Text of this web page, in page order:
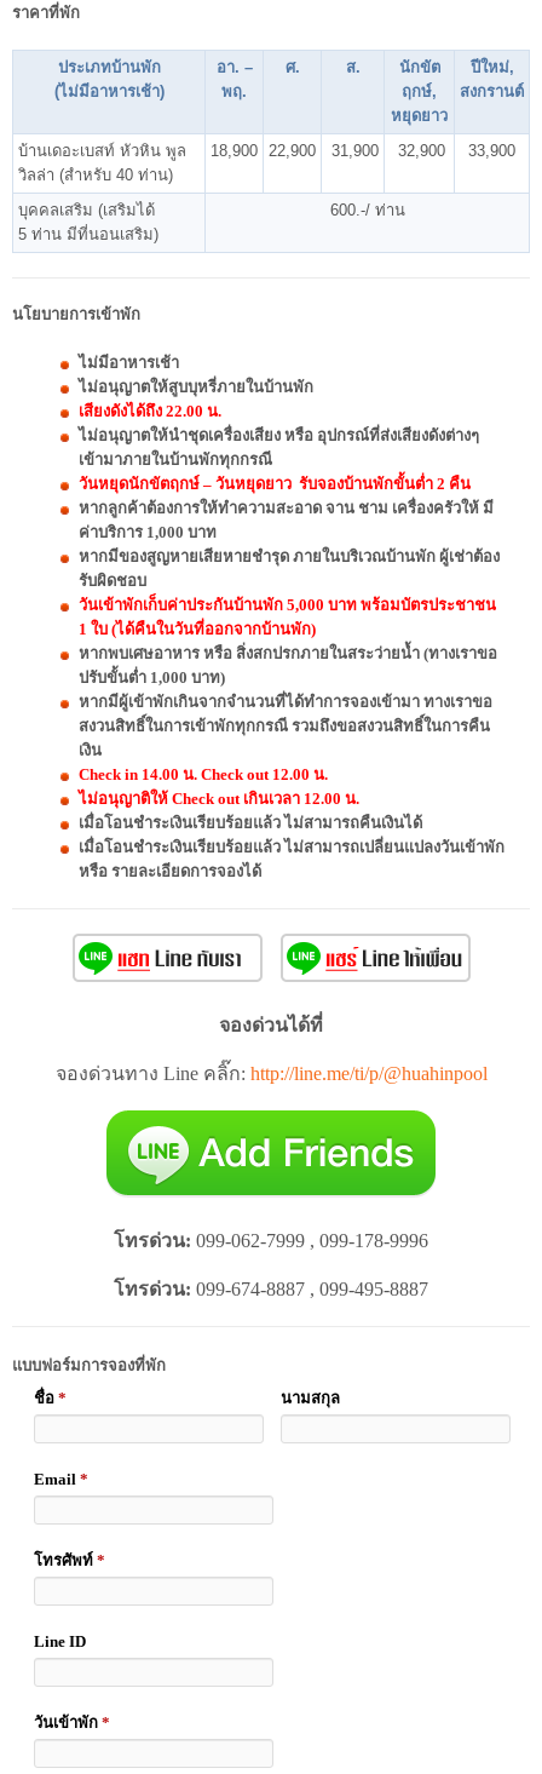
ราคาที่พัก
ประเภทบ้านพัก
(ไม่มีอาหารเช้า)
อา. –
พฤ.
ศ. ส.
นักขัต
ฤกษ์,
หยุดยาว
ปีใหม่,
สงกรานต์
บ้านเดอะเบสท์ หัวหิน พูล
วิลล่า (สำหรับ 40 ท่าน)
18,900 22,900 31,900 32,900 33,900
บุคคลเสริม (เสริมได้
5 ท่าน มีที่นอนเสริม)
600.-/ ท่าน
นโยบายการเข้าพัก
ไม่มีอาหารเช้า
ไม่อนุญาตให้สูบบุหรี่ภายในบ้านพัก
เสียงดังได้ถึง 22.00 น.
ไม่อนุญาตให้นำชุดเครื่องเสียง หรือ อุปกรณ์ที่ส่งเสียงดังต่างๆ
เข้ามาภายในบ้านพักทุกกรณี
วันหยุดนักขัตฤกษ์ – วันหยุดยาว รับจองบ้านพักขั้นต่ำ 2 คืน
หากลูกค้าต้องการให้ทำความสะอาด จาน ชาม เครื่องครัวให้ มี
ค่าบริการ 1,000 บาท
หากมีของสูญหายเสียหายชำรุด ภายในบริเวณบ้านพัก ผู้เช่าต้อง
รับผิดชอบ
วันเข้าพักเก็บค่าประกันบ้านพัก 5,000 บาท พร้อมบัตรประชาชน
1 ใบ (ได้คืนในวันที่ออกจากบ้านพัก)
หากพบเศษอาหาร หรือ สิ่งสกปรกภายในสระว่ายน้ำ (ทางเราขอ
ปรับขั้นต่ำ 1,000 บาท)
หากมีผู้เข้าพักเกินจากจำนวนที่ได้ทำการจองเข้ามา ทางเราขอ
สงวนสิทธิ์ในการเข้าพักทุกกรณี รวมถึงขอสงวนสิทธิ์ในการคืน
เงิน
Check in 14.00 น. Check out 12.00 น.
ไม่อนุญาติให้ Check out เกินเวลา 12.00 น.
เมื่อโอนชำระเงินเรียบร้อยแล้ว ไม่สามารถคืนเงินได้
เมื่อโอนชำระเงินเรียบร้อยแล้ว ไม่สามารถเปลี่ยนแปลงวันเข้าพัก
หรือ รายละเอียดการจองได้
จองด่วนได้ที่
จองด่วนทาง Line คลิ๊ก: http://line.me/ti/p/@huahinpool
โทรด่วน: 099-062-7999 , 099-178-9996
โทรด่วน: 099-674-8887 , 099-495-8887
แบบฟอร์มการจองที่พัก
ชื่อ * นามสกุล
Email *
โทรศัพท์ *
Line ID
วันเข้าพัก *